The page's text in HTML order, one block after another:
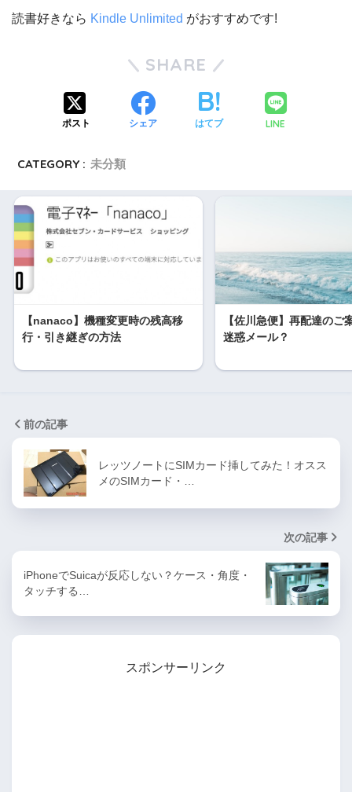
読書好きなら Kindle Unlimited がおすすめです!
SHARE
ポスト シェア はてブ LINE
CATEGORY : 未分類
【nanaco】機種変更時の残高移
行・引き継ぎの方法
【佐川急便】再配達のご
迷惑メール？
前の記事
レッツノートにSIMカード挿してみた！オスス
メのSIMカード・…
次の記事
iPhoneでSuicaが反応しない？ケース・角度・
タッチする…
スポンサーリンク